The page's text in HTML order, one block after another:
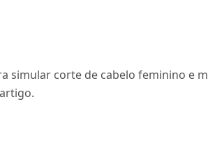
simular corte de cabelo feminino e